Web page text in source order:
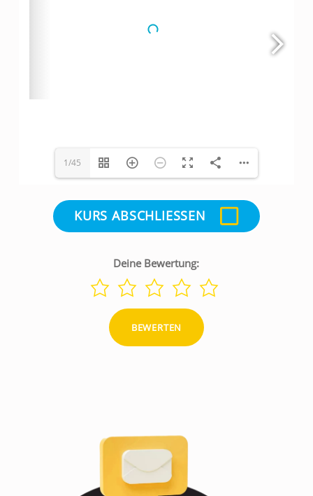
1/45
KURS ABSCHLIESSEN
Deine Bewertung: